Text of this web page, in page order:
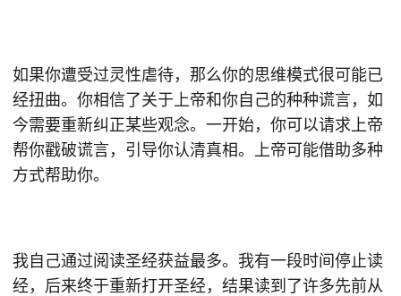
如果你遭受过灵性虐待，那么你的思维模式很可能已
经扭曲。你相信了关于上帝和你自己的种种谎言，如
今需要重新纠正某些观念。一开始，你可以请求上帝
帮你戳破谎言，引导你认清真相。上帝可能借助多种
方式帮助你。
我自己通过阅读圣经获益最多。我有一段时间停止读
经，后来终于重新打开圣经，结果读到了许多先前从